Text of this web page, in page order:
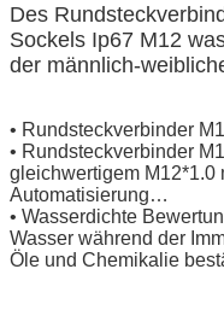
Des
Sockels Ip67 M12
der männlich-
• Rundsteckverbinder
• Rundsteckverbinder
gleichwertigem M12*1.0
Automatisierung…
• Wasserdichte
Wasser während der
Öle und Chemikalie